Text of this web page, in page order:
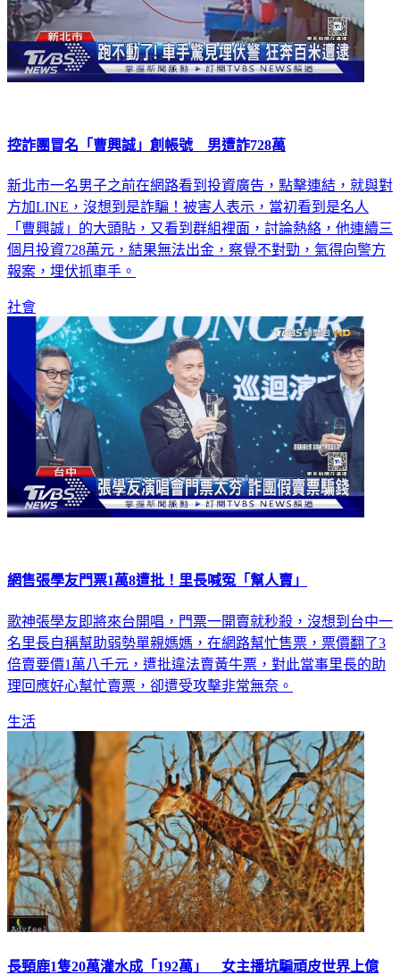
控詐團冒名「曹興誠」創帳號 男遭詐728萬
新北市一名男子之前在網路看到投資廣告，點擊連結，就與對
方加LINE，沒想到是詐騙！被害人表示，當初看到是名人
「曹興誠」的大頭貼，又看到群組裡面，討論熱絡，他連續三
個月投資728萬元，結果無法出金，察覺不對勁，氣得向警方
報案，埋伏抓車手。
社會
網售張學友門票1萬8遭批！里長喊冤「幫人賣」
歌神張學友即將來台開唱，門票一開賣就秒殺，沒想到台中一
名里長自稱幫助弱勢單親媽媽，在網路幫忙售票，票價翻了3
倍賣要價1萬八千元，遭批違法賣黃牛票，對此當事里長的助
理回應好心幫忙賣票，卻遭受攻擊非常無奈。
生活
長頸鹿1隻20萬灌水成「192萬」 女主播坑騙頑皮世界上億